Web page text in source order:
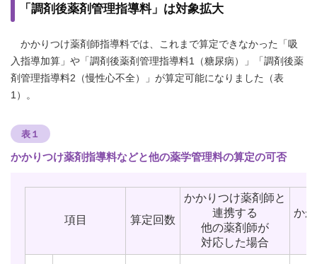
「調剤後薬剤管理指導料」は対象拡大
かかりつけ薬剤師指導料では、これまで算定できなかった「吸
入指導加算」や「調剤後薬剤管理指導料1（糖尿病）」「調剤後薬
剤管理指導料2（慢性心不全）」が算定可能になりました（表
1）。
表１
かかりつけ薬剤指導料などと他の薬学管理料の算定の可否
項目 算定回数
かかりつけ薬剤師と
連携する
他の薬剤師が
対応した場合
か